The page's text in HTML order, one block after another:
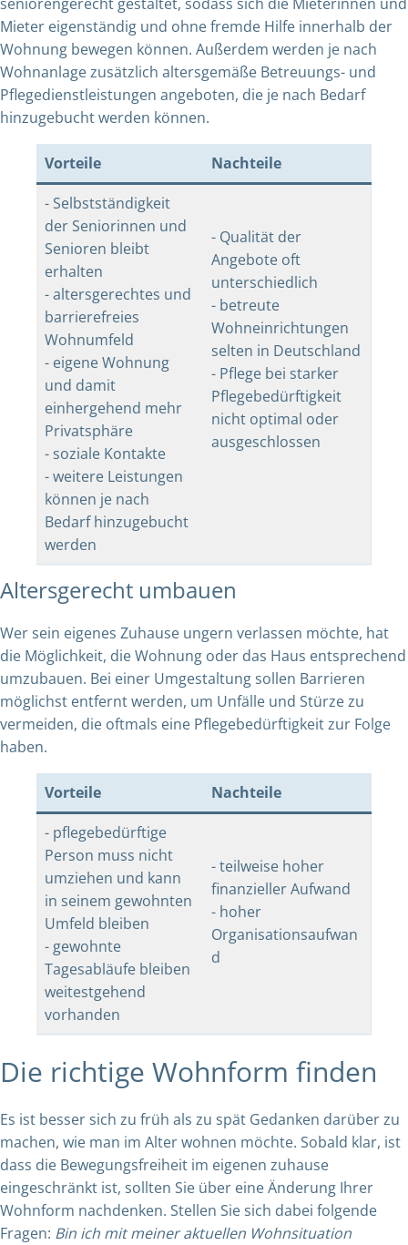
Mieter eigenständig und ohne fremde Hilfe innerhalb der
Wohnung bewegen können. Außerdem werden je nach
Wohnanlage zusätzlich altersgemäße Betreuungs- und
Pflegedienstleistungen angeboten, die je nach Bedarf
hinzugebucht werden können.
Vorteile
Nachteile
- Selbstständigkeit
der Seniorinnen und
Senioren bleibt
erhalten
- altersgerechtes und
barrierefreies
Wohnumfeld
- eigene Wohnung
und damit
einhergehend mehr
Privatsphäre
- soziale Kontakte
- weitere Leistungen
können je nach
Bedarf hinzugebucht
werden
- Qualität der
Angebote oft
unterschiedlich
- betreute
Wohneinrichtungen
selten in Deutschland
- Pflege bei starker
Pflegebedürftigkeit
nicht optimal oder
ausgeschlossen
Altersgerecht umbauen
Wer sein eigenes Zuhause ungern verlassen möchte, hat
die Möglichkeit, die Wohnung oder das Haus entsprechend
umzubauen. Bei einer Umgestaltung sollen Barrieren
möglichst entfernt werden, um Unfälle und Stürze zu
vermeiden, die oftmals eine Pflegebedürftigkeit zur Folge
haben.
Vorteile
Nachteile
- pflegebedürftige
Person muss nicht
umziehen und kann
in seinem gewohnten
Umfeld bleiben
- gewohnte
Tagesabläufe bleiben
weitestgehend
vorhanden
- teilweise hoher
finanzieller Aufwand
- hoher
Organisationsaufwan
d
Die richtige Wohnform finden
Es ist besser sich zu früh als zu spät Gedanken darüber zu
machen, wie man im Alter wohnen möchte. Sobald klar, ist
dass die Bewegungsfreiheit im eigenen zuhause
eingeschränkt ist, sollten Sie über eine Änderung Ihrer
Wohnform nachdenken. Stellen Sie sich dabei folgende
Fragen: Bin ich mit meiner aktuellen Wohnsituation